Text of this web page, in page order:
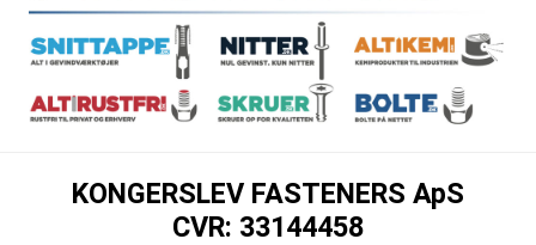
KONGERSLEV FASTENERS ApS
CVR: 33144458